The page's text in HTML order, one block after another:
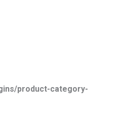
product-category-